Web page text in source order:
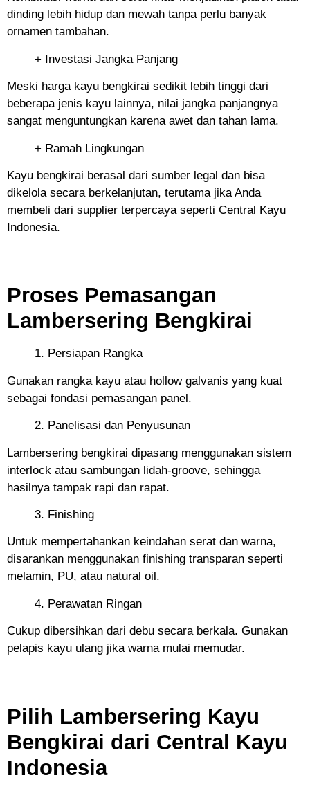
dinding lebih hidup dan mewah tanpa perlu banyak
ornamen tambahan.
+ Investasi Jangka Panjang
Meski harga kayu bengkirai sedikit lebih tinggi dari
beberapa jenis kayu lainnya, nilai jangka panjangnya
sangat menguntungkan karena awet dan tahan lama.
+ Ramah Lingkungan
Kayu bengkirai berasal dari sumber legal dan bisa
dikelola secara berkelanjutan, terutama jika Anda
membeli dari supplier terpercaya seperti Central Kayu
Indonesia.
Proses Pemasangan
Lambersering Bengkirai
1. Persiapan Rangka
Gunakan rangka kayu atau hollow galvanis yang kuat
sebagai fondasi pemasangan panel.
2. Panelisasi dan Penyusunan
Lambersering bengkirai dipasang menggunakan sistem
interlock atau sambungan lidah-groove, sehingga
hasilnya tampak rapi dan rapat.
3. Finishing
Untuk mempertahankan keindahan serat dan warna,
disarankan menggunakan finishing transparan seperti
melamin, PU, atau natural oil.
4. Perawatan Ringan
Cukup dibersihkan dari debu secara berkala. Gunakan
pelapis kayu ulang jika warna mulai memudar.
Pilih Lambersering Kayu
Bengkirai dari Central Kayu
Indonesia